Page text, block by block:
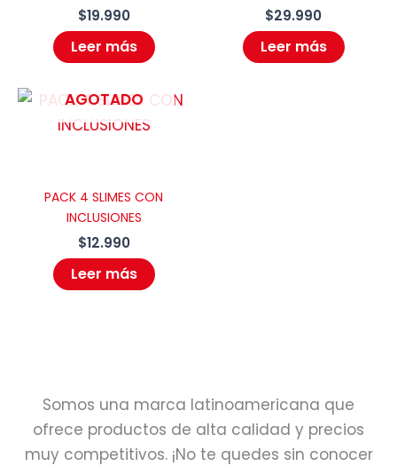
$19.990
Leer más
$29.990
Leer más
AGOTADO
PACK 4 SLIMES CON
INCLUSIONES
$12.990
Leer más
Somos una marca latinoamericana que
ofrece productos de alta calidad y precios
muy competitivos. ¡No te quedes sin conocer